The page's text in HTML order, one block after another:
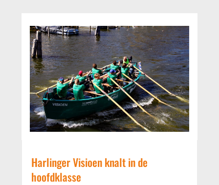
Harlinger Visioen knalt in de
hoofdklasse